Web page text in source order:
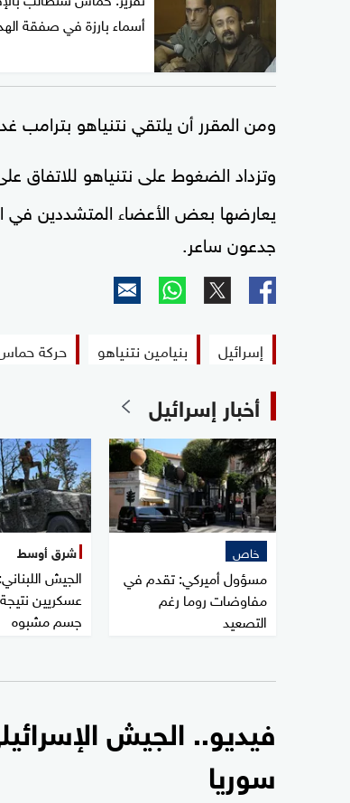
أسماء بارزة في صفقة
ومن المقرر أن يلتقي نتنياهو بترامب
وتزداد الضغوط على نتنياهو للاتفاق
يعارضها بعض الأعضاء المتشددين في
جدعون ساعر.
إسرائيل بنيامين نتنياهو حركة
أخبار إسرائيل
خاص
مسؤول أميركي: تقدم في
مفاوضات روما رغم
التصعيد
شرق أوسط
عسكريين نتيجة
جسم مشبوه
فيديو.. الجيش
سوريا